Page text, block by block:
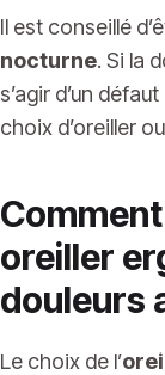
Il est conseillé
nocturne. Si la
s’agir d’un
choix d’oreiller
oreiller
douleurs
Le choix de l’